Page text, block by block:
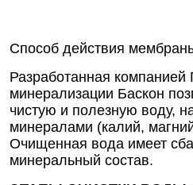
Способ действия
Разработанная компанией
минерализации Баскон
чистую и полезную воду,
минералами (калий,
Очищенная вода имеет
минеральный состав.